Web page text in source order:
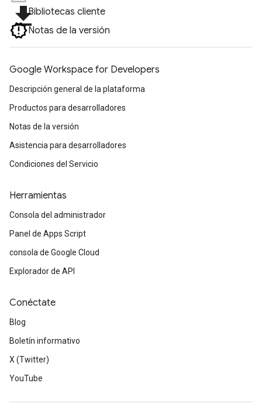
file_downloadBibliotecas cliente
Notas de la versión
Google Workspace for Developers
Descripción general de la plataforma
Productos para desarrolladores
Notas de la versión
Asistencia para desarrolladores
Condiciones del Servicio
Herramientas
Consola del administrador
Panel de Apps Script
consola de Google Cloud
Explorador de API
Conéctate
Blog
Boletín informativo
X (Twitter)
YouTube